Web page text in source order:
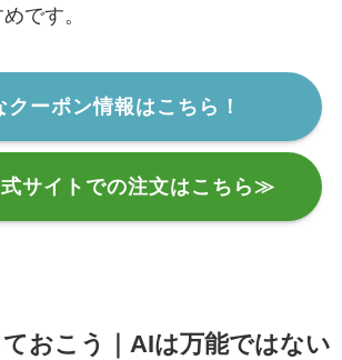
です。
クーポン情報はこちら！
サイトでの注文はこちら≫
おこう｜AIは万能ではない